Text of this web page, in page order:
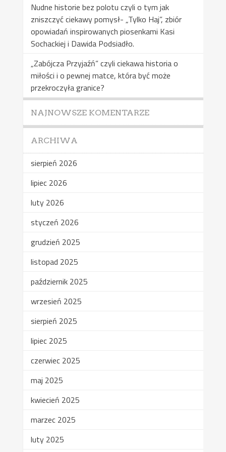
Nudne historie bez polotu czyli o tym jak
zniszczyć ciekawy pomysł- „Tylko Haj”, zbiór
opowiadań inspirowanych piosenkami Kasi
Sochackiej i Dawida Podsiadło.
„Zabójcza Przyjaźń” czyli ciekawa historia o
miłości i o pewnej matce, która być może
przekroczyła granice?
NAJNOWSZE KOMENTARZE
ARCHIWA
sierpień 2026
lipiec 2026
luty 2026
styczeń 2026
grudzień 2025
listopad 2025
październik 2025
wrzesień 2025
sierpień 2025
lipiec 2025
czerwiec 2025
maj 2025
kwiecień 2025
marzec 2025
luty 2025